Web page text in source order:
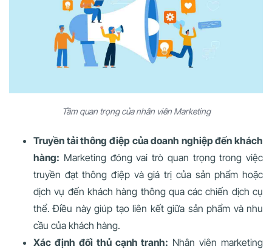
Tầm quan trọng của nhân viên Marketing
Truyền tải thông điệp của doanh nghiệp đến khách
hàng: Marketing đóng vai trò quan trọng trong việc
truyền đạt thông điệp và giá trị của sản phẩm hoặc
dịch vụ đến khách hàng thông qua các chiến dịch cụ
thể. Điều này giúp tạo liên kết giữa sản phẩm và nhu
cầu của khách hàng.
Xác định đối thủ cạnh tranh: Nhân viên marketing